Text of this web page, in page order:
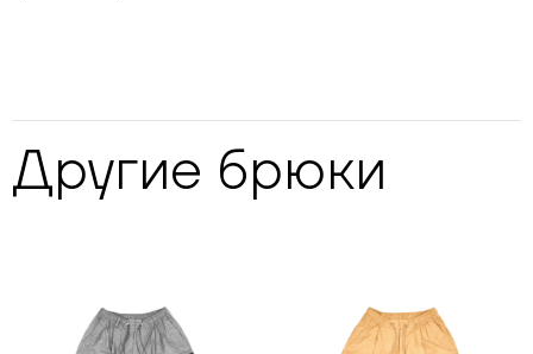
Другие брюки